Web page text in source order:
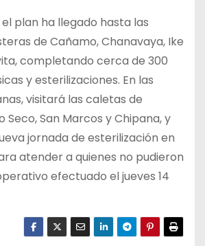
plan ha llegado hasta las
de Cañamo, Chanavaya, Ike
completando cerca de 300
y esterilizaciones. En las
visitará las caletas de
Seco, San Marcos y Chipana, y
jornada de esterilización en
atender a quienes no pudieron
efectuado el jueves 14